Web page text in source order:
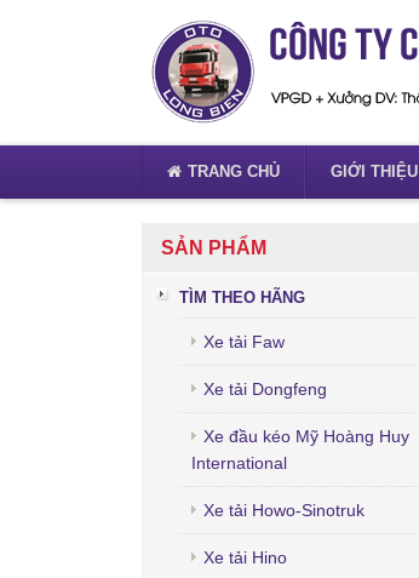
TRANG CHỦ GIỚI THIỆU
SẢN PHẨM
TÌM THEO HÃNG
Xe tải Faw
Xe tải Dongfeng
Xe đầu kéo Mỹ Hoàng Huy
International
Xe tải Howo-Sinotruk
Xe tải Hino